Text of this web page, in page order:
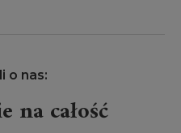
o nas:
na całość